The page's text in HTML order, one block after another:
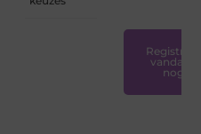
Registreer
vandaag
nog